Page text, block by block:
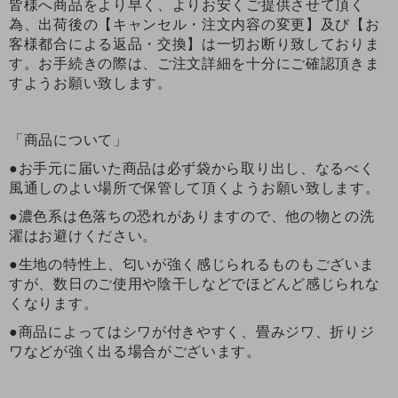
皆様へ商品をより早く、よりお安くご提供させて頂く
為、出荷後の【キャンセル・注文内容の変更】及び【お
客様都合による返品・交換】は一切お断り致しておりま
す。お手続きの際は、ご注文詳細を十分にご確認頂きま
すようお願い致します。
「商品について」
●お手元に届いた商品は必ず袋から取り出し、なるべく
風通しのよい場所で保管して頂くようお願い致します。
●濃色系は色落ちの恐れがありますので、他の物との洗
濯はお避けください。
●生地の特性上、匂いが強く感じられるものもございま
すが、数日のご使用や陰干しなどでほどんど感じられな
くなります。
●商品によってはシワが付きやすく、畳みジワ、折りジ
ワなどが強く出る場合がございます。